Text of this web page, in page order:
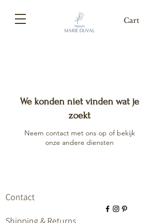
Cart
We konden niet vinden wat je
zoekt
Neem contact met ons op of bekijk
onze andere diensten
Contact